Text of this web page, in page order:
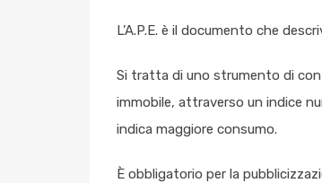
L’A.P.E. è il documento che
Si tratta di uno strumento di
immobile, attraverso un indice
indica maggiore consumo.
È obbligatorio per la